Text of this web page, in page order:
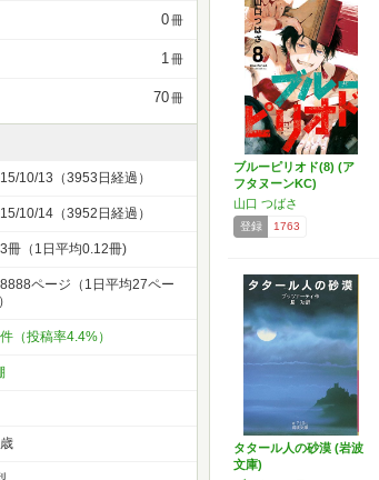
ブルーピリオド(8) (ア
フタヌーンKC)
山口 つばさ
登録 1763
タタール人の砂漠 (岩波
文庫)
0冊
1冊
70冊
10/13（3953日経過）
10/14（3952日経過）
冊（1日平均0.12冊)
ページ（1日平均27ペー
（投稿率4.4%）